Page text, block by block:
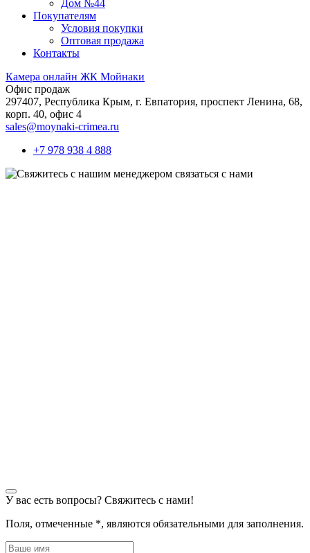
Дом №44
Покупателям
Условия покупки
Оптовая продажа
Контакты
Камера онлайн ЖК Мойнаки
Офис продаж
297407, Республика Крым, г. Евпатория, проспект Ленина, 68,
корп. 40, офис 4
sales@moynaki-crimea.ru
+7 978 938 4 888
связаться с нами
У вас есть вопросы? Свяжитесь с нами!
Поля, отмеченные *, являются обязательными для заполнения.